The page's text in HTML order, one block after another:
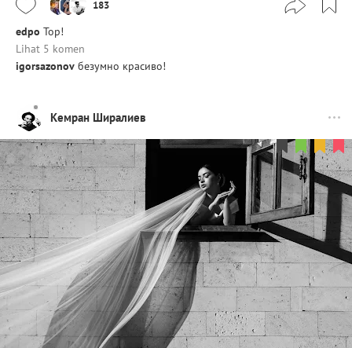
183
edpo Top!
Lihat 5 komen
igorsazonov безумно красиво!
Кемран Ширалиев